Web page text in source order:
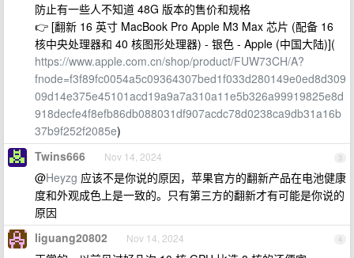
防止有一些人不知道 48G 版本的售价和规格
👉 [翻新 16 英寸 MacBook Pro Apple M3 Max 芯片 (配备 16
核中央处理器和 40 核图形处理器) - 银色 - Apple (中国大陆)](
https://www.apple.com.cn/shop/product/FUW73CH/A?
fnode=f3f89fc0054a5c09364307bed1f033d280149e0ed8d309
09d14e375e45101acd19a9a7a310a11e5b326a99919825e8d
918decfe4f8efb86db088031df907acdc78d0238ca9db31a16b
37b9f252f2085e)
3
Twins666 Nov 14, 2024
@Heyzg 应该不是你说的原因，苹果官方的翻新产品在电池健康
度和外观成色上是一致的。只有第三方的翻新才有可能是你说的
原因
4
liguang20802 Nov 14, 2024